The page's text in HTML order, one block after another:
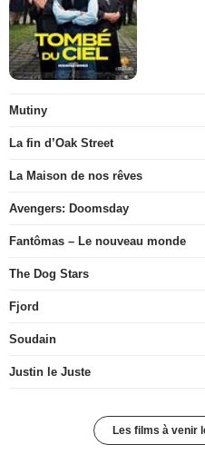
Mutiny
La fin d’Oak Street
La Maison de nos rêves
Avengers: Doomsday
Fantômas – Le nouveau monde
The Dog Stars
Fjord
Soudain
Justin le Juste
Les films à venir